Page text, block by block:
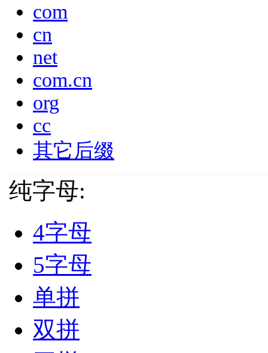
com
cn
net
com.cn
org
cc
其它后缀
纯字母:
4字母
5字母
单拼
双拼